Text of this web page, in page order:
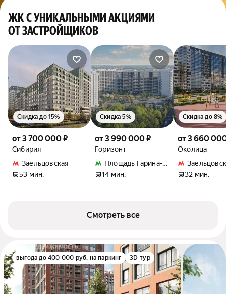
ЖК С УНИКАЛЬНЫМИ АКЦИЯМИ
ОТ ЗАСТРОЙЩИКОВ
от 3 700 000 ₽
Сибирия
Заельцовская
53 мин.
Скидка до 15%
от 3 990 000 ₽
Горизонт
Площадь Гарина-Михайловского
14 мин.
Скидка 5%
от 3 660
Околица
32 мин.
Скидка до 8%
Смотреть все
выгода до 400 000 руб. на паркинг 3D-тур